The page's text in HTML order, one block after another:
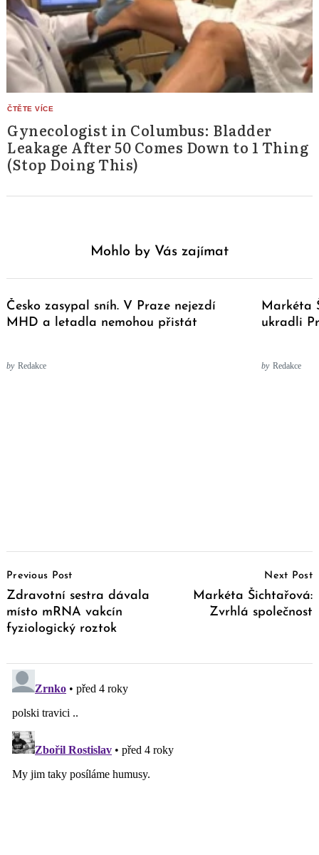
Gynecologist in Columbus: Bladder
Leakage After 50 Comes Down to 1 Thing
(Stop Doing This)
Mohlo by Vás zajímat
Česko zasypal sníh. V Praze nejezdí
MHD a letadla nemohou přistát
by Redakce
Markéta
ukradli
by Redakce
Navigation
Previous Post
Zdravotní sestra dávala
místo mRNA vakcín
fyziologický roztok
Next Post
Markéta Šichtařová:
Zvrhlá společnost